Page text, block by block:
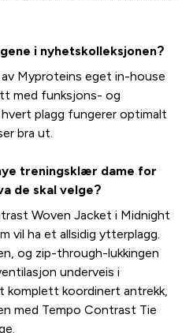
i nyhetskolleksjonen?
Myproteins eget in-house
med funksjons- og
plagg fungerer optimalt
bra ut.
treningsklær dame for
de skal velge?
Woven Jacket i Midnight
vil ha et allsidig ytterplagg.
og zip-through-lukkingen
underveis i
komplett koordinert antrekk,
med Tempo Contrast Tie